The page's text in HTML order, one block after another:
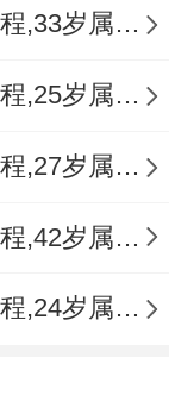
跨文化探究
“三合六
生肖能量在
作用.
1991年属羊女2024年运势及运程,33岁属羊人2024全年每月运势女性如何
1999年属兔女2024年运势及运程,25岁属兔人2024全年每月运势女性如何
1997年属牛女2024年运势及运程,27岁属牛人2024全年每月运势女性如何
1982年属狗女2024年运势及运程,42岁属狗人2024全年每月运势女性如何
2000年属龙女2024年运势及运程,24岁属龙人2024全年每月运势女性如何